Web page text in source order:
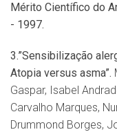
Mérito Científico do
- 1997.
3.”Sensibilização
Atopia versus asma”.
Gaspar, Isabel
Carvalho Marques,
Drummond Borges,